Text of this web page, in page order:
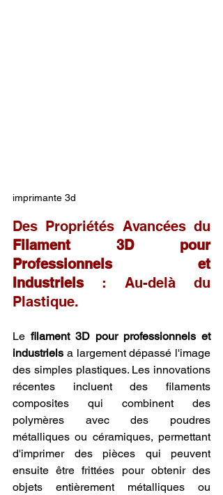
imprimante 3d
Filament 3D pour
Professionnels et
Industriels : Au-delà du
Plastique.
Le filament 3D pour professionnels et
industriels a largement dépassé l'image
des simples plastiques. Les innovations
récentes incluent des filaments
composites qui combinent des
polymères avec des poudres
métalliques ou céramiques, permettant
d'imprimer des pièces qui peuvent
ensuite être frittées pour obtenir des
objets entièrement métalliques ou